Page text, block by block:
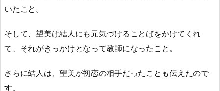
いたこと。
そして、望美は結人にも元気づけることばをかけてくれ
て、それがきっかけとなって教師になったこと。
さらに結人は、望美が初恋の相手だったことも伝えたので
す。